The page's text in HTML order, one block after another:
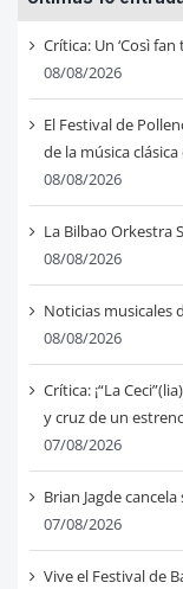
Crítica: Un ‘Così
08/08/2026
El Festival de
de la música
08/08/2026
La Bilbao Orkestra
08/08/2026
Noticias musicales
08/08/2026
Crítica: ¡“La
y cruz de un
07/08/2026
Brian Jagde
07/08/2026
Vive el Festival de